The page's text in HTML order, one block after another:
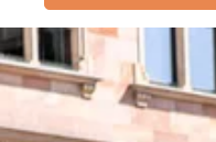
к
: